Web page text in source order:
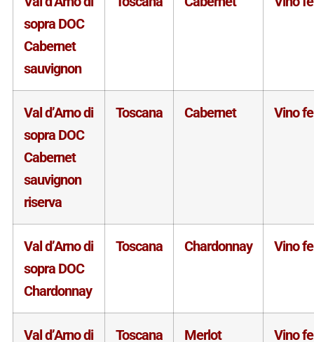
sopra DOC
Cabernet
sauvignon
Val d’Arno di
sopra DOC
Cabernet
sauvignon
riserva
Toscana Cabernet Vino
Val d’Arno di
sopra DOC
Chardonnay
Toscana Chardonnay Vino
Val d’Arno di
Toscana Merlot Vino